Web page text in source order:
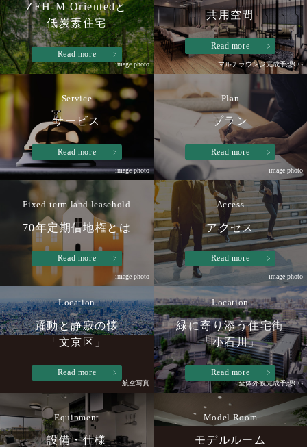
image photo
ZEH-M Orientedと
低炭素住宅
Read more
マルチラウンジ完成予想CG
共用空間
Read more
image photo
Service
サービス
Read more
image photo
Plan
プラン
Read more
image photo
Fixed-term land leasehold
70年定期借地権とは
Read more
image photo
Access
アクセス
Read more
航空写真
Location
躍動と静寂の懐
「文京区」
Read more
全体外観完成予想CG
Location
緑に寄り添う住宅街
「小石川」
Read more
Equipment
設備・仕様
Model Room
モデルルーム